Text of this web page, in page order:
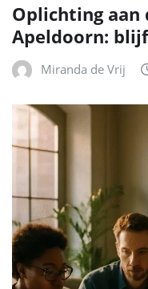
Oplichting
Apeldoorn:
Miranda de Vrij